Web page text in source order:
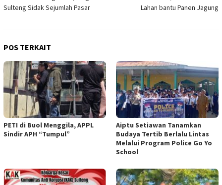
Sulteng Sidak Sejumlah Pasar
Lahan bantu Panen Jagung
POS TERKAIT
PETI di Buol Menggila, APPL
Sindir APH “Tumpul”
Aiptu Setiawan Tanamkan
Budaya Tertib Berlalu Lintas
Melalui Program Police Go Yo
School